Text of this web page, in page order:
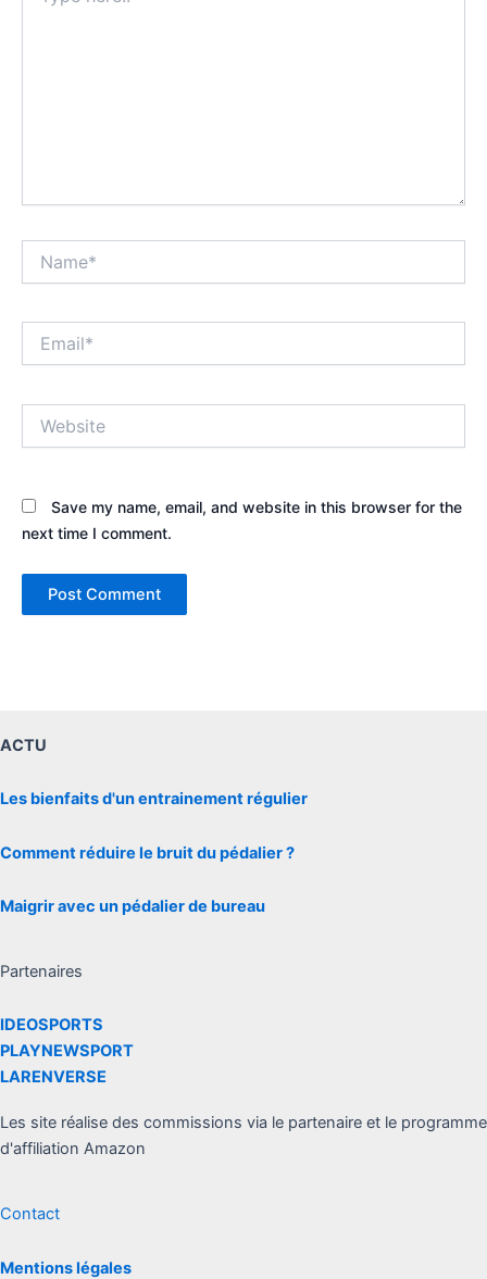
Save my name, email, and website in this browser for the
next time I comment.
ACTU
Les bienfaits d'un entrainement régulier
Comment réduire le bruit du pédalier ?
Maigrir avec un pédalier de bureau
Partenaires
IDEOSPORTS
PLAYNEWSPORT
LARENVERSE
Les site réalise des commissions via le partenaire et le programme
d'affiliation Amazon
Contact
Mentions légales